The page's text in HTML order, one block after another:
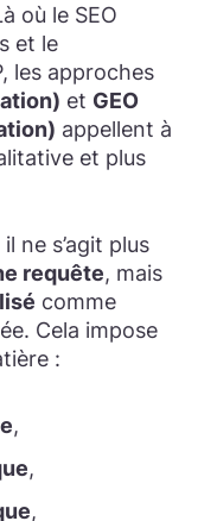
où le SEO
et le
les approches
et GEO
appellent à
et plus
ne s’agit plus
requête, mais
comme
Cela impose
:
,
,
,